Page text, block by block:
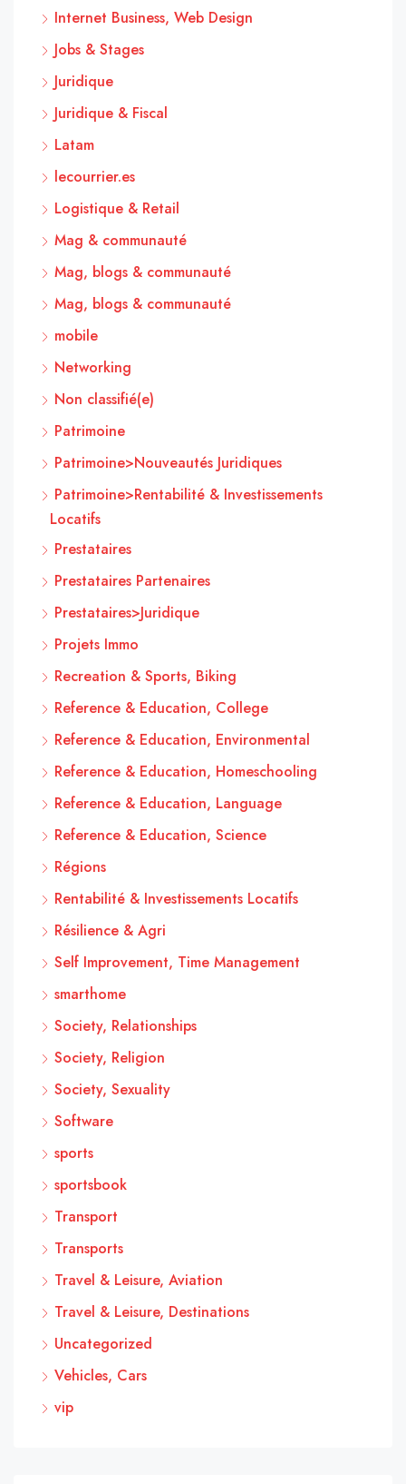
Internet Business, Web Design
Jobs & Stages
Juridique
Juridique & Fiscal
Latam
lecourrier.es
Logistique & Retail
Mag & communauté
Mag, blogs & communauté
Mag, blogs & communauté
mobile
Networking
Non classifié(e)
Patrimoine
Patrimoine>Nouveautés Juridiques
Patrimoine>Rentabilité & Investissements
Locatifs
Prestataires
Prestataires Partenaires
Prestataires>Juridique
Projets Immo
Recreation & Sports, Biking
Reference & Education, College
Reference & Education, Environmental
Reference & Education, Homeschooling
Reference & Education, Language
Reference & Education, Science
Régions
Rentabilité & Investissements Locatifs
Résilience & Agri
Self Improvement, Time Management
smarthome
Society, Relationships
Society, Religion
Society, Sexuality
Software
sports
sportsbook
Transport
Transports
Travel & Leisure, Aviation
Travel & Leisure, Destinations
Uncategorized
Vehicles, Cars
vip